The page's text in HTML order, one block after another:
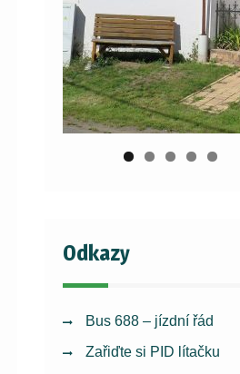
Odkazy
Bus 688 – jízdní řád
Zařiďte si PID lítačku